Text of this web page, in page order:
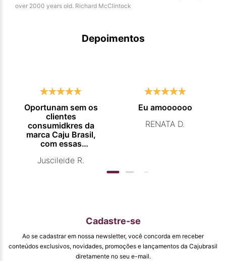
over 2000 years old. Richard McClintock
Depoimentos
Oportunam sem os
clientes
consumidkres da
marca Caju Brasil,
com essas
promocionais de
qualidade que vcs
entregam. Parabéns
#
pormaiscampanhaspromorcionais.
Juscileide R.
Eu amoooooo
RENATA D.
Cadastre-se
Ao se cadastrar em nossa newsletter, você concorda em receber
conteúdos exclusivos, novidades, promoções e lançamentos da Cajubrasil
diretamente no seu e-mail.